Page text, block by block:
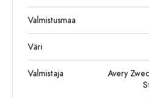
Valmistusmaa
Väri
Valmistaja
Avery